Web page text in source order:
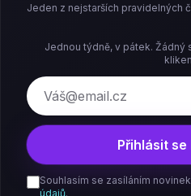
Jeden z nejstarších pravidelných
Jednou týdně, v pátek. Žádný
E-mail
Přihlásit se
Souhlasím se zasíláním
údajů.